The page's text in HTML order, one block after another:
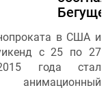
в США и
с 25 по 27
года стал
анимационный